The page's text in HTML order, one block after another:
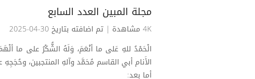
مجلة المبين العدد السابع
4K مشاهدة
| تم اضافته بتاريخ 30-04-2025
الْحَمْدُ للهِ عَلى ما أنْعَمَ، وَلَهُ الشُّكْرُ على ما
الأَنام أبي القاسم مُحَمَّد وآلهِ المنتجبين،
أما بعد: